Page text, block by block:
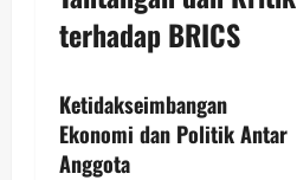
terhadap BRICS
Ketidakseimbangan
Ekonomi dan Politik Antar
Anggota